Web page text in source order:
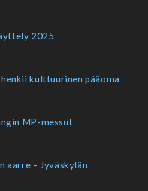
2025
kulttuurinen pääoma
MP-messut
aarre – Jyväskylän